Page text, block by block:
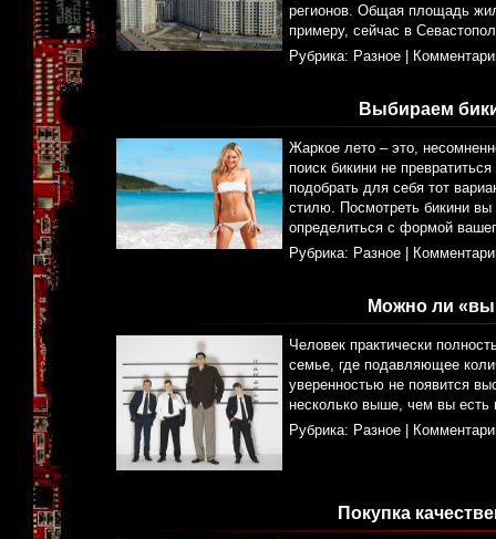
регионов. Общая площадь
примеру, сейчас в
Рубрика: Разное
Выбираем
Жаркое лето – это,
поиск бикини не
подобрать для себя тот
стилю. Посмотреть бикини
определиться с формой
Рубрика: Разное
Можно ли
Человек практически
семье, где подавляющее
уверенностью не появится
несколько выше, чем вы
Рубрика: Разное
Покупка